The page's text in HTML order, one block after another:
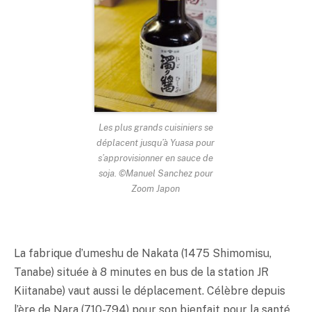
Les plus grands cuisiniers se
déplacent jusqu’à Yuasa pour
s’approvisionner en sauce de
soja. ©Manuel Sanchez pour
Zoom Japon
La fabrique d’umeshu de Nakata (1475 Shimomisu,
Tanabe) située à 8 minutes en bus de la station JR
Kiitanabe) vaut aussi le déplacement. Célèbre depuis